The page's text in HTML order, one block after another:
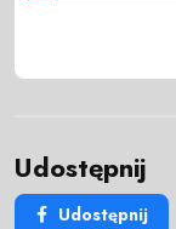
Udostępnij
Udostępnij